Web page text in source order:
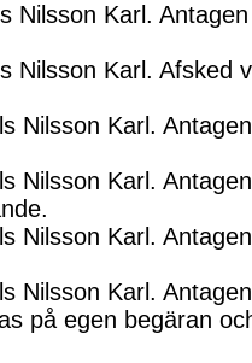
Nilsson Karl.
Nilsson Karl. Afsked
Nilsson Karl.
Nilsson Karl.
Nilsson Karl.
Nilsson Karl.
på egen begäran